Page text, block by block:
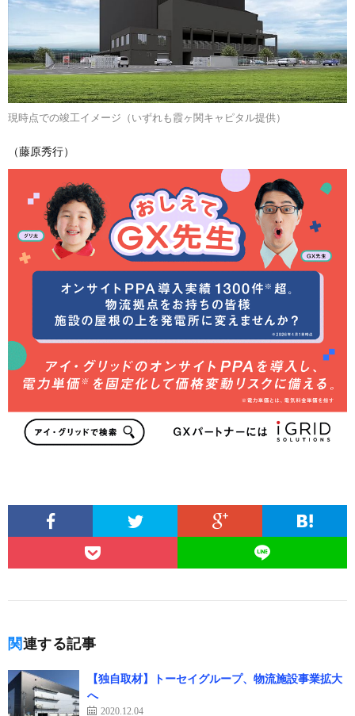
現時点での竣工イメージ（いずれも霞ヶ関キャピタル提供）
（藤原秀行）
関連する記事
【独自取材】トーセイグループ、物流施設事業拡大
へ
2020.12.04